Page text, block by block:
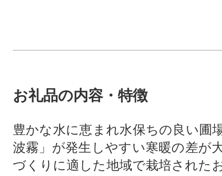
お礼品の内容・特徴
豊かな水に恵まれ水保ちの良い圃
波霧」が発生しやすい寒暖の差が
づくりに適した地域で栽培された